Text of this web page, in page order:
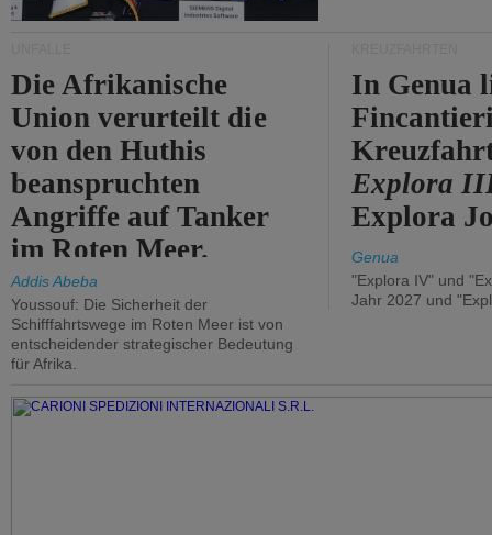
Die Afrikanische
Union verurteilt die
von den Huthis
beanspruchten
Angriffe auf Tanker
im Roten Meer.
Addis Abeba
Youssouf: Die Sicherheit der
Schifffahrtswege im Roten Meer ist von
entscheidender strategischer Bedeutung
für Afrika.
In Genua
Explora
Explora
Genua
"Explora IV" und
Jahr 2027 und